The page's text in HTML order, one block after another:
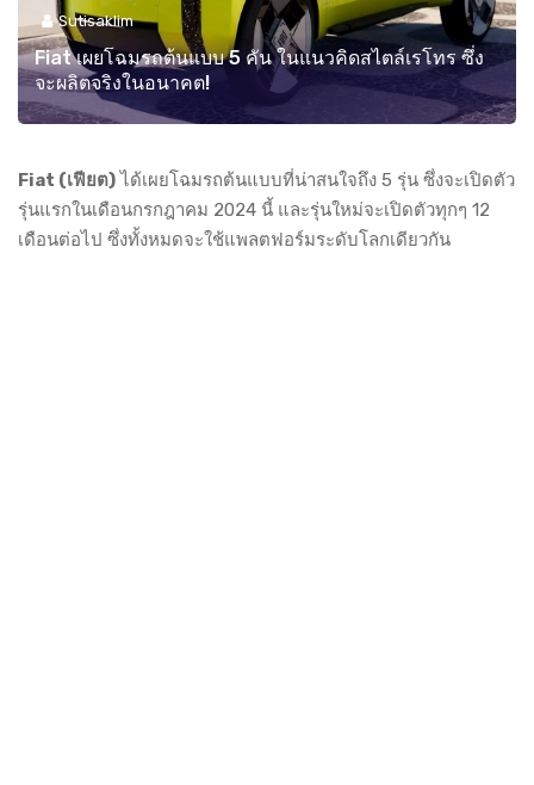
Sutisaklim
Fiat เผยโฉมรถต้นแบบ 5 คัน ในแนวคิดสไตล์เรโทร ซึ่ง
จะผลิตจริงในอนาคต!
Fiat (เฟียต)ได้เผยโฉมรถต้นแบบที่น่าสนใจถึง 5 รุ่น ซึ่งจะเปิดตัว
รุ่นแรกในเดือนกรกฎาคม 2024 นี้ และรุ่นใหม่จะเปิดตัวทุกๆ 12
เดือนต่อไป ซึ่งทั้งหมดจะใช้แพลตฟอร์มระดับโลกเดียวกัน